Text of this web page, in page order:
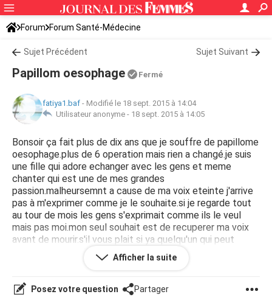
Forum Forum Santé-Médecine
Symptômes et maladies courantes
Sujet Précédent Sujet Suivant
Papillom oesophage Fermé
fatiya1.baf - Modifié le 18 sept. 2015 à 14:04
Utilisateur anonyme - 18 sept. 2015 à 14:05
Bonsoir ça fait plus de dix ans que je souffre de papillome
oesophage.plus de 6 operation mais rien a changé.je suis
une fille qui adore echanger avec les gens et meme
chanter qui est une de mes grandes
passion.malheursemnt a cause de ma voix eteinte j'arrive
pas à m'exprimer comme je le souhaite.si je regarde tout
au tour de mois les gens s'exprimait comme ils le veul
mais pas moi.mon seul souhait est de recuperer ma voix
avant de mourir.s'il vous plait si ya quelqu'un qui peut
m'aider meme si c'est le nom d'un medicament qui peut
les faire disparaitre pour de bon s'il vous plai aider moi.
Afficher la suite
Posez votre question Partager